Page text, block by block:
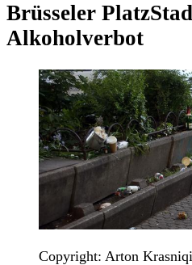
Brüsseler Platz
Alkoholverbot
Copyright: Arton Krasniqi